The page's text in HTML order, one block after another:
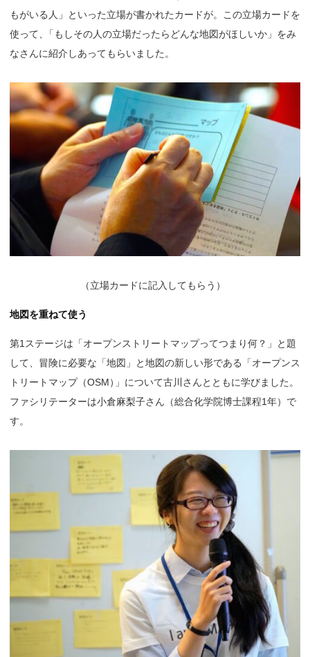
もがいる人」といった立場が書かれたカードが。この立場カードを
使って、
「もしその人の立場だったらどんな地図がほしいか」をみ
なさんに紹介しあってもらいました。
（立場カードに記入してもらう）
地図を重ねて使う
第1ステージは「オープンストリートマップってつまり何？」と題
して、冒険に必要な「地図」と地図の新しい形である「オープンス
トリートマップ（OSM） 」について古川さんとともに学びました。
ファシリテーターは小倉麻梨子さん（総合化学院博士課程1年）で
す。